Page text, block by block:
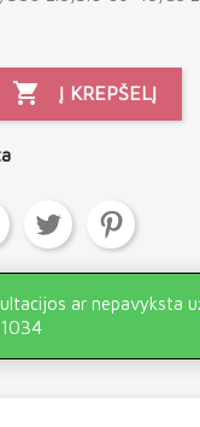
 Į KREPŠELĮ
ar nepavyksta